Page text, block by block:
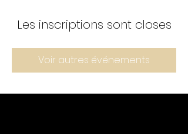
Les inscriptions sont closes
Voir autres événements